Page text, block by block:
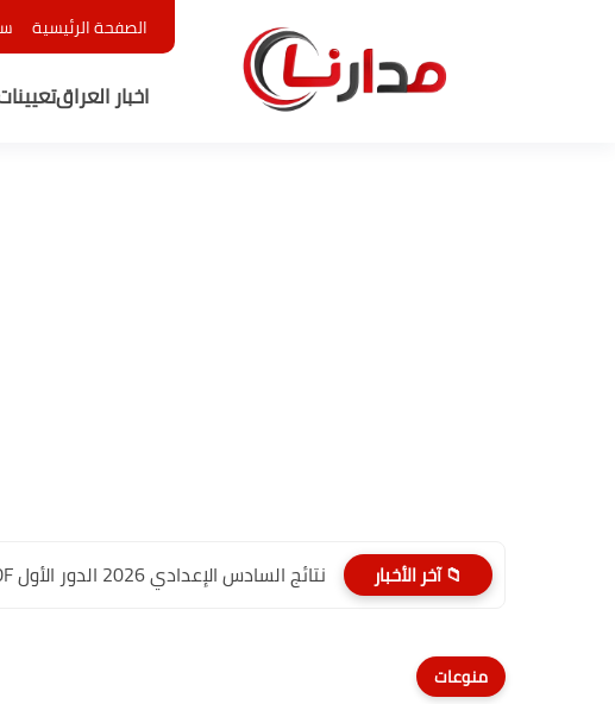
الصفحة الرئيسية
اخبار العراق
📁 آخر الأخبار نتائج السادس الإعدادي 2026 الدور الأول PDF الديوانية | موقع...
منوعات